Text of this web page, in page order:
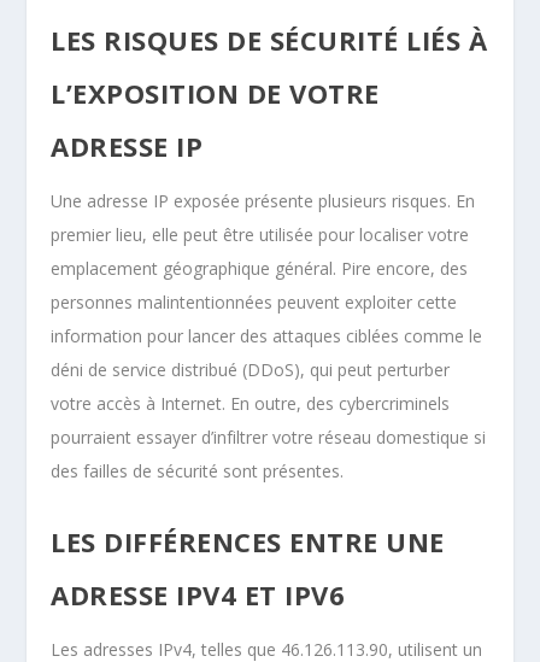
LES RISQUES DE SÉCURITÉ LIÉS À
L’EXPOSITION DE VOTRE
ADRESSE IP
Une adresse IP exposée présente plusieurs risques. En
premier lieu, elle peut être utilisée pour localiser votre
emplacement géographique général. Pire encore, des
personnes malintentionnées peuvent exploiter cette
information pour lancer des attaques ciblées comme le
déni de service distribué (DDoS), qui peut perturber
votre accès à Internet. En outre, des cybercriminels
pourraient essayer d’infiltrer votre réseau domestique si
des failles de sécurité sont présentes.
LES DIFFÉRENCES ENTRE UNE
ADRESSE IPV4 ET IPV6
Les adresses IPv4, telles que 46.126.113.90, utilisent un